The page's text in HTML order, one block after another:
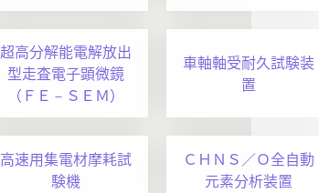
超高分解能電解放出
型走査電子顕微鏡
（ＦＥ－ＳＥＭ）
車軸軸受耐久試験装
置
高速用集電材摩耗試
験機
ＣＨＮＳ／Ｏ全自動
元素分析装置